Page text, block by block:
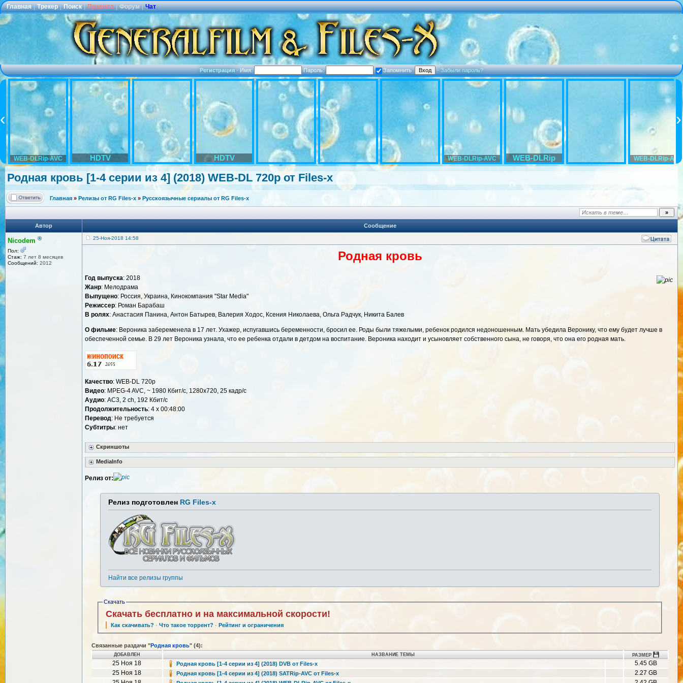
Главная | Трекер | Поиск | Правила | Форум | Чат
Регистрация·Имя: Пароль: Запомнить ·Забыли пароль?
WEB-DLRip-AVC HDTV HDTV WEB-DLRip-AVC WEB-DLRip WEB-DLRip-AVC
Родная кровь [1-4 серии из 4] (2018) WEB-DL 720p от Files-x
Главная » Релизы от RG Files-x » Русскоязычные сериалы от RG Files-x
Автор Сообщение
Nicodem ®
Пол:
Стаж: 7 лет 8 месяцев
Сообщений: 2012
25-Ноя-2018 14:58
Родная кровь
Год выпуска: 2018
Жанр: Мелодрама
Выпущено: Россия, Украина, Кинокомпания "Star Media"
Режиссер: Роман Барабаш
В ролях: Анастасия Панина, Антон Батырев, Валерия Ходос, Ксения Николаева, Ольга Радчук, Никита Балев
О фильме: Вероника забеременела в 17 лет. Ухажер, испугавшись беременности, бросил ее. Роды были тяжелыми, ребенок родился недоношенным. Мать убедила Веронику, что ему будет лучше в
обеспеченной семье. В 29 лет Вероника узнала, что ее ребенка отдали в детдом на воспитание. Вероника находит и усыновляет собственного сына, не говоря, что она его родная мать.
Качество: WEB-DL 720p
Видео: MPEG-4 AVC, ~ 1980 Кбит/с, 1280x720, 25 кадр/с
Аудио: AC3, 2 ch, 192 Кбит/с
Продолжительность: 4 х 00:48:00
Перевод: Не требуется
Cубтитры: нет
Скриншоты
MediaInfo
Релиз от:
Релиз подготовлен RG Files-x
Найти все релизы группы
Скачать
Скачать бесплатно и на максимальной скорости!
Как скачивать? ·Что такое торрент? · Рейтинг и ограничения
Связанные раздачи "Родная кровь" (4):
ДОБАВЛЕН НАЗВАНИЕ ТЕМЫ РАЗМЕР
25 Ноя 18 Родная кровь [1-4 серии из 4] (2018) DVB от Files-x
5.45 GB
25 Ноя 18
Родная кровь [1-4 серии из 4] (2018) SATRip-AVC от Files-x
2.27 GB